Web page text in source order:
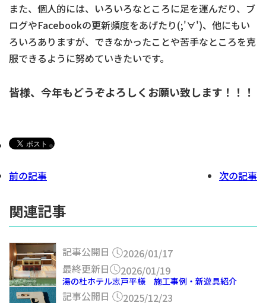
また、個人的には、いろいろなところに足を運んだり、ブ
ログやFacebookの更新頻度をあげたり(;'∀')、他にもい
ろいろありますが、できなかったことや苦手なところを克
服できるように努めていきたいです。
皆様、 今年もどうぞよろしくお願い致します！！！
前の記事 次の記事
関連記事
湯の杜ホテル志戸平様 施工事例・新遊具紹介
記事公開日
2026/01/17
最終更新日
2026/01/19
記事公開日 2025/12/23